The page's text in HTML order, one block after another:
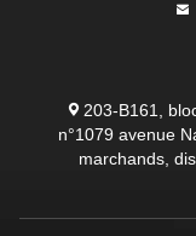
203-B161,
n°1079 avenue
marchands,